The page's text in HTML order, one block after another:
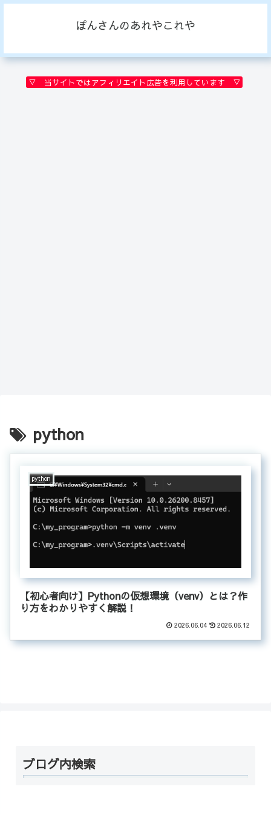
ぽんさんのあれやこれや
▽ 当サイトではアフィリエイト広告を利用しています ▽
python
python
【初心者向け】Pythonの仮想環境（venv）とは？作
り方をわかりやすく解説！
2026.06.04 2026.06.12
ブログ内検索